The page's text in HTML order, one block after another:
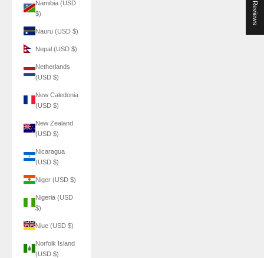
Namibia (USD
$)
Nauru (USD $)
Nepal (USD $)
Netherlands
(USD $)
New Caledonia
(USD $)
New Zealand
(USD $)
Nicaragua
(USD $)
Niger (USD $)
Nigeria (USD
$)
Niue (USD $)
Norfolk Island
(USD $)
★ Reviews